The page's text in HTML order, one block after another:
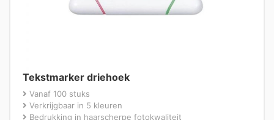
Tekstmarker driehoek
Vanaf 100 stuks
Verkrijgbaar in 5 kleuren
Bedrukking in haarscherpe fotokwaliteit